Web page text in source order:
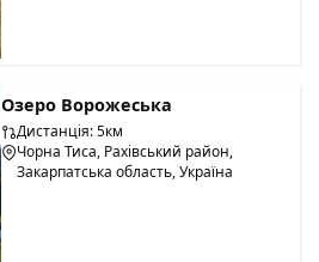
Озеро Ворожеська
Дистанція: 5км
Чорна Тиса, Рахівський район,
Закарпатська область, Україна